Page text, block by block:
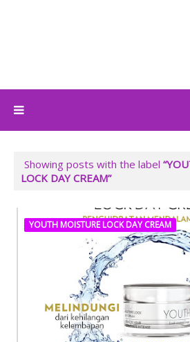
Showing posts with the label
LOCK DAY CREAM
YOUTH MOISTURE LOCK DAY CREAM